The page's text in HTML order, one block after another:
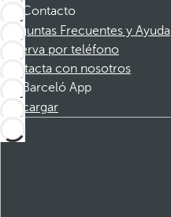
Contacto
Preguntas Frecuentes y Ayuda
Reserva por teléfono
Contacta con nosotros
Barceló App
Descargar